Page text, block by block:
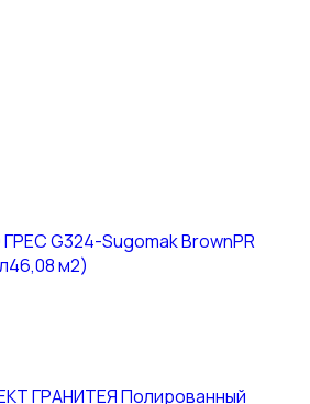
ГРАНИТЕЯ Полированный